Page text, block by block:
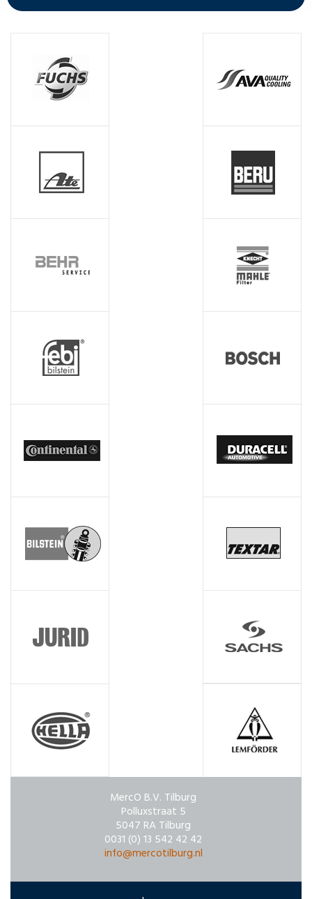
MercO B.V. Tilburg
Polluxstraat 5
5047 RA Tilburg
0031 (0) 13 542 42 42
info@mercotilburg.nl